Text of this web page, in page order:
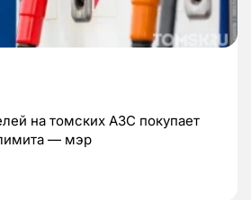
на томских АЗС покупает
— мэр